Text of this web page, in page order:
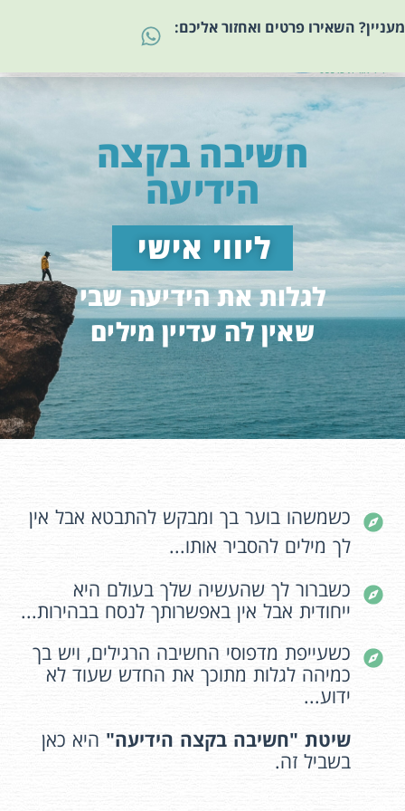
חשיבה בקצה
הידיעה
ליווי אישי
לגלות את הידיעה שבי
שאין לה עדיין מילים
כשמשהו בוער בך ומבקש להתבטא אבל אין
לך מילים להסביר אותו...
כשברור לך שהעשיה שלך בעולם היא
ייחודית אבל אין באפשרותך לנסח בבהירות...
כשעייפת מדפוסי החשיבה הרגילים, ויש בך
כמיהה לגלות מתוכך את החדש שעוד לא
ידוע...
שיטת "חשיבה בקצה הידיעה" היא כאן
בשביל זה.
מעניין? השאירו פרטים ואחזור אליכם: